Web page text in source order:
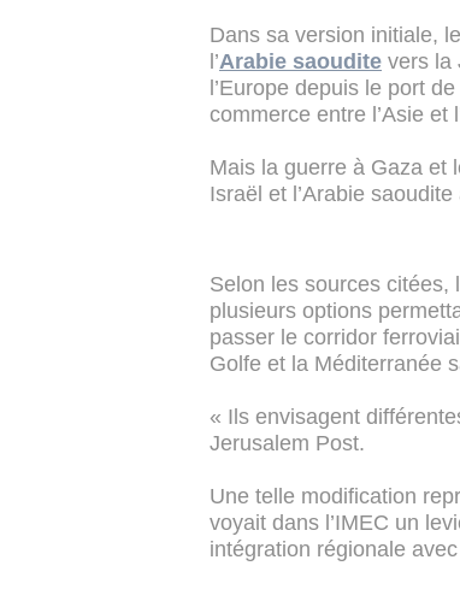
Dans sa version initiale,
l’Arabie saoudite vers la
l’Europe depuis le port
commerce entre l’Asie et
Mais la guerre à Gaza et
Israël et l’Arabie
Selon les sources citées,
plusieurs options
passer le corridor
Golfe et la Méditerranée
« Ils envisagent
Jerusalem Post.
Une telle modification
voyait dans l’IMEC un
intégration régionale